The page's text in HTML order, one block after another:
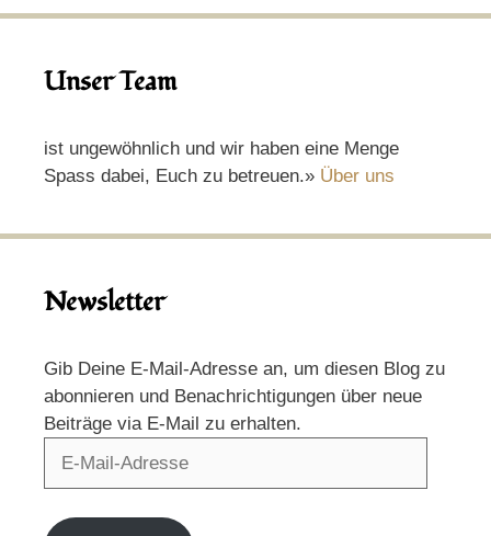
Unser Team
ist ungewöhnlich und wir haben eine Menge
Spass dabei, Euch zu betreuen.» Über uns
Newsletter
Gib Deine E-Mail-Adresse an, um diesen Blog zu
abonnieren und Benachrichtigungen über neue
Beiträge via E-Mail zu erhalten.